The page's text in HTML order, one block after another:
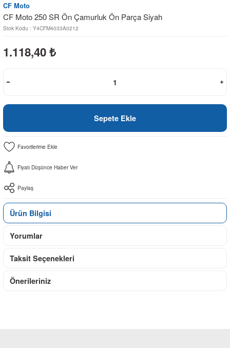
CF Moto
CF Moto 250 SR Ön Çamurluk Ön Parça Siyah
Stok Kodu : Y4CFM4033A0212
1.118,40 ₺
Sepete Ekle
Fiyatı Düşünce Haber Ver
Paylaş
Ürün Bilgisi
Yorumlar
Taksit Seçenekleri
Önerileriniz